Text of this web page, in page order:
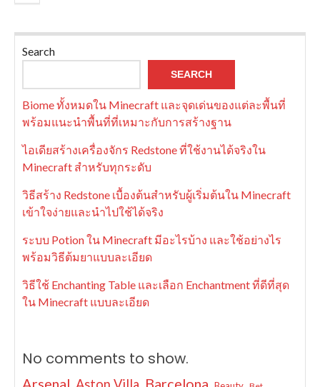
Search
SEARCH
Biome ทั้งหมดใน Minecraft และจุดเด่นของแต่ละพื้นที่
พร้อมแนะนำพื้นที่ที่เหมาะกับการสร้างฐาน
ไอเดียสร้างเครื่องจักร Redstone ที่ใช้งานได้จริงใน
Minecraft สำหรับทุกระดับ
วิธีสร้าง Redstone เบื้องต้นสำหรับผู้เริ่มต้นใน Minecraft
เข้าใจง่ายและนำไปใช้ได้จริง
ระบบ Potion ใน Minecraft มีอะไรบ้าง และใช้อย่างไร
พร้อมวิธีต้มยาแบบละเอียด
วิธีใช้ Enchanting Table และเลือก Enchantment ที่ดีที่สุด
ใน Minecraft แบบละเอียด
No comments to show.
Arsenal Barcelona